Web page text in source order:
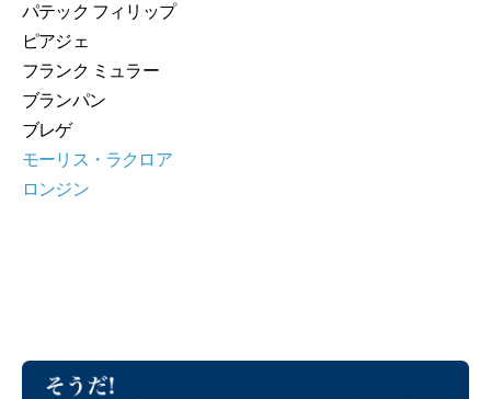
パテック フィリップ
ピアジェ
フランク ミュラー
ブランパン
ブレゲ
モーリス・ラクロア
ロンジン